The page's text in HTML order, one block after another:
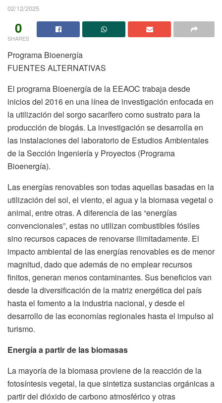
02/12/2025
0
SHARES
Programa Bioenergía
FUENTES ALTERNATIVAS
El programa Bioenergía de la EEAOC trabaja desde
inicios del 2016 en una línea de investigación enfocada en
la utilización del sorgo sacarífero como sustrato para la
producción de biogás. La investigación se desarrolla en
las instalaciones del laboratorio de Estudios Ambientales
de la Sección Ingeniería y Proyectos (Programa
Bioenergía).
Las energías renovables son todas aquellas basadas en la
utilización del sol, el viento, el agua y la biomasa vegetal o
animal, entre otras. A diferencia de las “energías
convencionales”, estas no utilizan combustibles fósiles
sino recursos capaces de renovarse ilimitadamente. El
impacto ambiental de las energías renovables es de menor
magnitud, dado que además de no emplear recursos
finitos, generan menos contaminantes. Sus beneficios van
desde la diversificación de la matriz energética del país
hasta el fomento a la industria nacional, y desde el
desarrollo de las economías regionales hasta el impulso al
turismo.
Energía a partir de las biomasas
La mayoría de la biomasa proviene de la reacción de la
fotosíntesis vegetal, la que sintetiza sustancias orgánicas a
partir del dióxido de carbono atmosférico y otras